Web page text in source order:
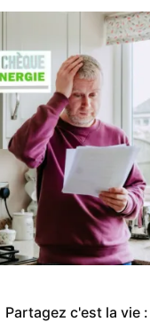
Partagez c'est la vie :